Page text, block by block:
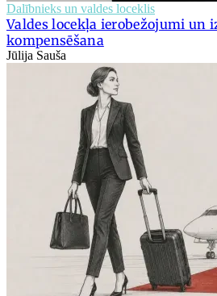
Dalībnieks un valdes loceklis
Valdes locekļa ierobežojumi un
kompensēšana
Jūlija Sauša